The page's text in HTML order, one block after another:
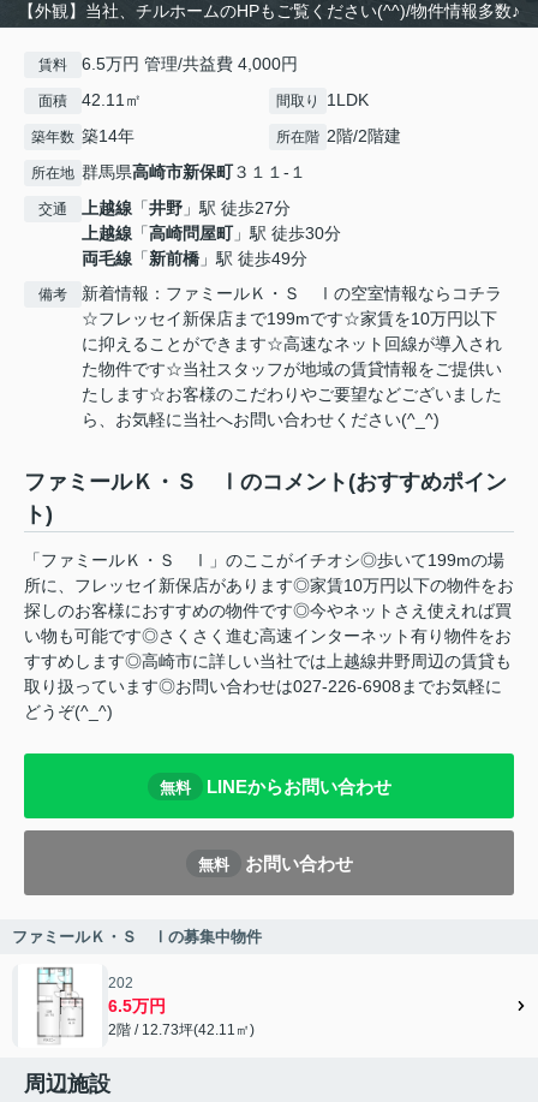
【外観】当社、チルホームのHPもご覧ください(^^)/物件情報多数♪
賃料 6.5万円 管理/共益費 4,000円
面積 42.11㎡ 間取り 1LDK
築年数 築14年 所在階 2階/2階建
所在地 群馬県高崎市新保町３１１-１
交通 上越線 「井野 」駅 徒歩27分
上越線 「高崎問屋町」駅 徒歩30分
両毛線 「新前橋 」駅 徒歩49分
備考
新着情報：ファミールＫ・Ｓ Ⅰの空室情報ならコチラ
☆フレッセイ新保店まで199mです☆家賃を10万円以下
に抑えることができます☆高速なネット回線が導入され
た物件です☆当社スタッフが地域の賃貸情報をご提供い
たします☆お客様のこだわりやご要望などございました
ら、お気軽に当社へお問い合わせください(^_^)
ファミールＫ・Ｓ Ⅰのコメント(おすすめポイン
ト)
「ファミールＫ・Ｓ Ⅰ」のここがイチオシ◎歩いて199mの場
所に、フレッセイ新保店があります◎家賃10万円以下の物件をお
探しのお客様におすすめの物件です◎今やネットさえ使えれば買
い物も可能です◎さくさく進む高速インターネット有り物件をお
すすめします◎高崎市に詳しい当社では上越線井野周辺の賃貸も
取り扱っています◎お問い合わせは027-226-6908までお気軽に
どうぞ(^_^)
無料 LINEからお問い合わせ
無料 お問い合わせ
ファミールＫ・Ｓ Ⅰの募集中物件
202
6.5万円
2階 / 12.73坪(42.11㎡)
周辺施設